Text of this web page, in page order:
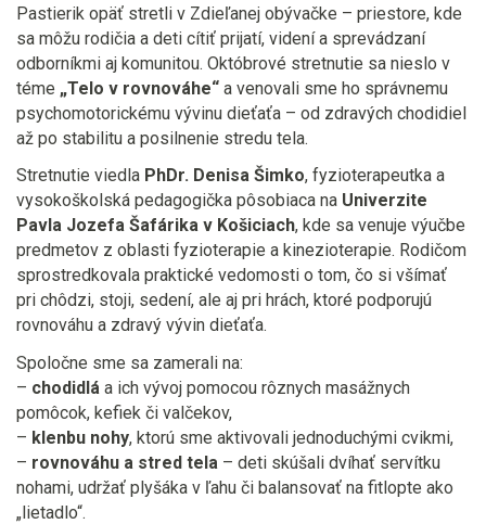
Pastierik opäť stretli v Zdieľanej obývačke – priestore, kde
sa môžu rodičia a deti cítiť prijatí, videní a sprevádzaní
odborníkmi aj komunitou. Októbrové stretnutie sa nieslo v
téme „Telo v rovnováhe“ a venovali sme ho správnemu
psychomotorickému vývinu dieťaťa – od zdravých chodidiel
až po stabilitu a posilnenie stredu tela.
Stretnutie viedla PhDr. Denisa Šimko, fyzioterapeutka a
vysokoškolská pedagogička pôsobiaca na Univerzite
Pavla Jozefa Šafárika v Košiciach, kde sa venuje výučbe
predmetov z oblasti fyzioterapie a kinezioterapie. Rodičom
sprostredkovala praktické vedomosti o tom, čo si všímať
pri chôdzi, stoji, sedení, ale aj pri hrách, ktoré podporujú
rovnováhu a zdravý vývin dieťaťa.
Spoločne sme sa zamerali na:
– chodidlá a ich vývoj pomocou rôznych masážnych
pomôcok, kefiek či valčekov,
– klenbu nohy, ktorú sme aktivovali jednoduchými cvikmi,
– rovnováhu a stred tela – deti skúšali dvíhať servítku
nohami, udržať plyšáka v ľahu či balansovať na fitlopte ako
„lietadlo“.